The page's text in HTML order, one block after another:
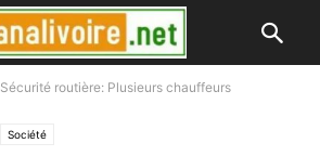
Sécurité routière: Plusieurs chauffeurs
Société